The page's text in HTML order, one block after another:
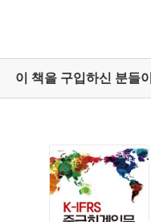
이 책을 구입하신 분들이